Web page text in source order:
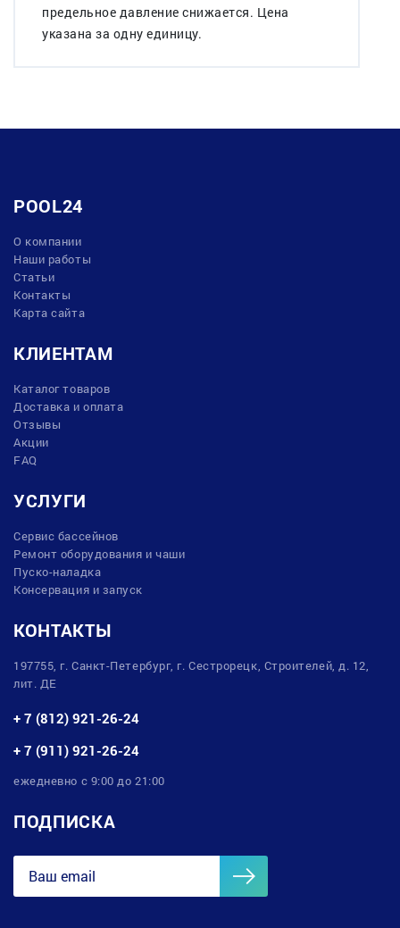
предельное давление снижается. Цена
указана за одну единицу.
POOL24
О компании
Наши работы
Статьи
Контакты
Карта сайта
КЛИЕНТАМ
Каталог товаров
Доставка и оплата
Отзывы
Акции
FAQ
УСЛУГИ
Сервис бассейнов
Ремонт оборудования и чаши
Пуско-наладка
Консервация и запуск
КОНТАКТЫ
197755, г. Санкт-Петербург, г. Сестрорецк, Строителей, д. 12,
лит. ДЕ
+ 7 (812) 921-26-24
+ 7 (911) 921-26-24
ежедневно с 9:00 до 21:00
ПОДПИСКА